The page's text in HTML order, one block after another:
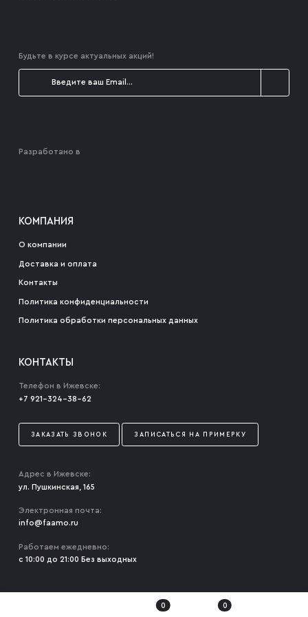
0 0
Будьте в курсе актуальных акций!
Разработано в
КОМПАНИЯ
О компании
Доставка и оплата
Контакты
Политика конфиденциальности
Политика обработки персональных данных
КОНТАКТЫ
Телефон в Ижевске:
+7 921-324-38-62
ЗАКАЗАТЬ ЗВОНОК ЗАПИСАТЬСЯ НА ПРИМЕРКУ
Адрес в Ижевске:
ул. Пушкинская, 165
Электронная почта:
info@faamo.ru
Работаем ежедневно:
с 10:00 до 21:00 Без выходных